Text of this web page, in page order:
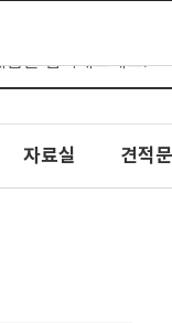
자료실 견적